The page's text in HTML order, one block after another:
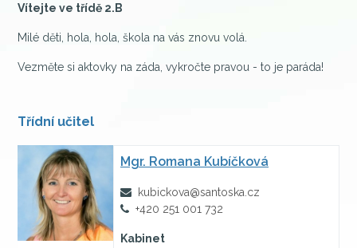
Vítejte ve třídě 2.B
Milé děti, hola, hola, škola na vás znovu volá.
Vezměte si aktovky na záda, vykročte pravou - to je paráda!
Třídní učitel
Mgr. Romana Kubíčková
kubickova@santoska.cz
+420 251 001 732
Kabinet